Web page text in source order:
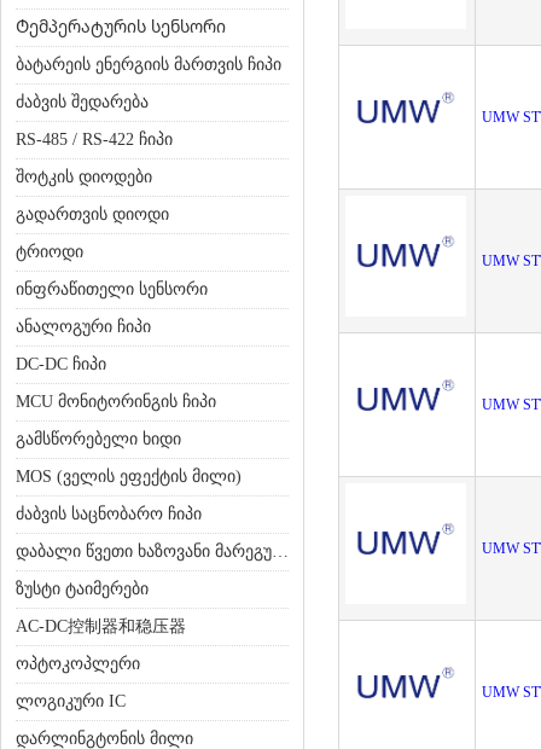
Ტემპერატურის სენსორი
ბატარეის ენერგიის მართვის ჩიპი
ძაბვის შედარება
RS-485 / RS-422 ჩიპი
შოტკის დიოდები
გადართვის დიოდი
ტრიოდი
ინფრაწითელი სენსორი
ანალოგური ჩიპი
DC-DC ჩიპი
MCU მონიტორინგის ჩიპი
გამსწორებელი ხიდი
MOS (ველის ეფექტის მილი)
ძაბვის საცნობარო ჩიპი
დაბალი წვეთი ხაზოვანი მარეგულირებელი (LDO)
ზუსტი ტაიმერები
AC-DC控制器和稳压器
ოპტოკოპლერი
ლოგიკური IC
დარლინგტონის მილი
UMW
UMW
UMW
UMW
UMW